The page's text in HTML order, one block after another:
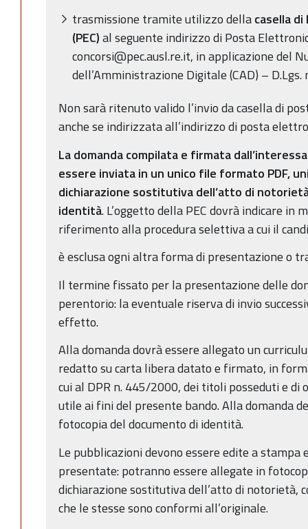
trasmissione tramite utilizzo dellacasella
(PEC)al seguente indirizzo di Posta
concorsi@pec.ausl.re.it, in applicazione del
dell’Amministrazione Digitale (CAD) – D.Lgs.
Non sarà ritenuto valido l’invio da casella di
anche se indirizzata all’indirizzo di posta
La domanda compilata e firmata
essere inviata in un unico file formato PDF,
dichiarazione sostitutiva dell’atto di
identità. L’oggetto della PEC dovrà indicare in
riferimento alla procedura selettiva a cui il
è esclusa ogni altra forma di presentazione o
Il termine fissato per la presentazione delle
perentorio: la eventuale riserva di invio
effetto.
Alla domanda dovrà essere allegato un
redatto su carta libera datato e firmato, in
cui al DPR n. 445/2000, dei titoli posseduti e
utile ai fini del presente bando. Alla domanda
fotocopia del documento di identità.
Le pubblicazioni devono essere edite a stampa
presentate: potranno essere allegate in
dichiarazione sostitutiva dell’atto di notorietà,
che le stesse sono conformi all’originale.